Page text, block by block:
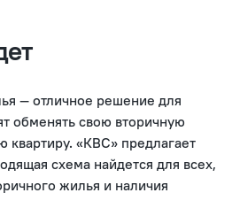
— отличное решение для
обменять свою вторичную
квартиру. «КВС» предлагает
схема найдется для всех,
жилья и наличия